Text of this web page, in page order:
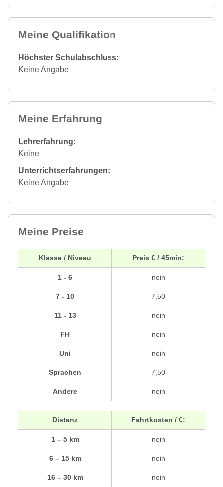
Meine Qualifikation
Höchster Schulabschluss:
Keine Angabe
Meine Erfahrung
Lehrerfahrung:
Keine
Unterrichtserfahrungen:
Keine Angabe
Meine Preise
Klasse / Niveau
1 - 6
7 - 10
11 - 13
FH
Uni
Sprachen
Andere
Preis € / 45min:
nein
7,50
nein
nein
nein
7,50
nein
Distanz
1 – 5 km
6 – 15 km
16 – 30 km
Fahrtkosten / €:
nein
nein
nein